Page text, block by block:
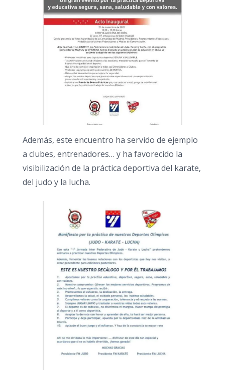
Además, este encuentro ha servido de ejemplo
a clubes, entrenadores… y ha favorecido la
visibilización de la práctica deportiva del karate,
del judo y la lucha.